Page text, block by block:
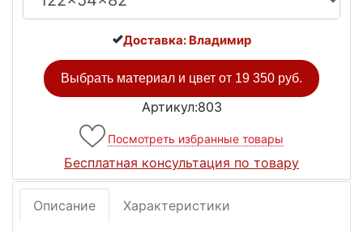
Доставка: Владимир
Выбрать материал и цвет от 19 350 руб.
Артикул:803
Посмотреть избранные товары
Бесплатная консультация по товару
Описание Характеристики